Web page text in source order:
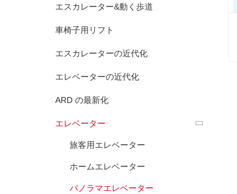
エスカレーター&動く歩道
車椅子用リフト
エスカレーターの近代化
エレベーターの近代化
ARD の最新化
エレベーター
旅客用エレベーター
ホームエレベーター
パノラマエレベーター